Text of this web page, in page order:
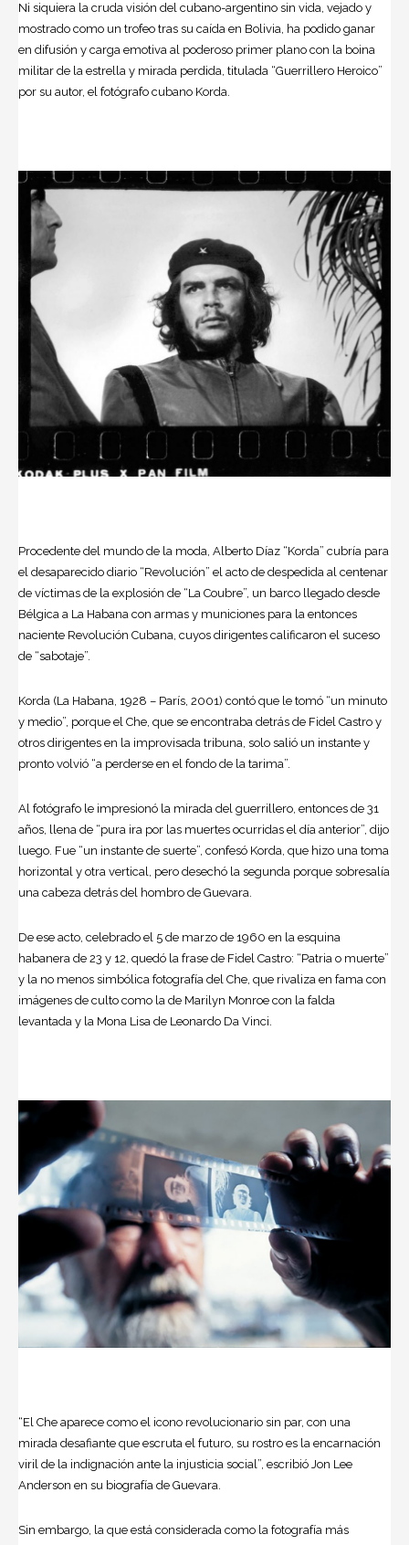
Ni siquiera la cruda visión del cubano-argentino sin vida, vejado y
mostrado como un trofeo tras su caída en Bolivia, ha podido ganar
en difusión y carga emotiva al poderoso primer plano con la boina
militar de la estrella y mirada perdida, titulada “Guerrillero Heroico”
por su autor, el fotógrafo cubano Korda.
Procedente del mundo de la moda, Alberto Díaz “Korda” cubría para
el desaparecido diario “Revolución” el acto de despedida al centenar
de víctimas de la explosión de “La Coubre”, un barco llegado desde
Bélgica a La Habana con armas y municiones para la entonces
naciente Revolución Cubana, cuyos dirigentes calificaron el suceso
de “sabotaje”.
Korda (La Habana, 1928 – París, 2001) contó que le tomó “un minuto
y medio”, porque el Che, que se encontraba detrás de Fidel Castro y
otros dirigentes en la improvisada tribuna, solo salió un instante y
pronto volvió “a perderse en el fondo de la tarima”.
Al fotógrafo le impresionó la mirada del guerrillero, entonces de 31
años, llena de “pura ira por las muertes ocurridas el día anterior”, dijo
luego. Fue “un instante de suerte”, confesó Korda, que hizo una toma
horizontal y otra vertical, pero desechó la segunda porque sobresalía
una cabeza detrás del hombro de Guevara.
De ese acto, celebrado el 5 de marzo de 1960 en la esquina
habanera de 23 y 12, quedó la frase de Fidel Castro: “Patria o muerte”
y la no menos simbólica fotografía del Che, que rivaliza en fama con
imágenes de culto como la de Marilyn Monroe con la falda
levantada y la Mona Lisa de Leonardo Da Vinci.
“El Che aparece como el icono revolucionario sin par, con una
mirada desafiante que escruta el futuro, su rostro es la encarnación
viril de la indignación ante la injusticia social”, escribió Jon Lee
Anderson en su biografía de Guevara.
Sin embargo, la que está considerada como la fotografía más